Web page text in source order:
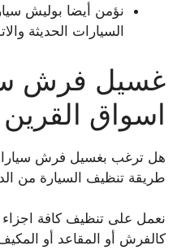
نؤمن أيضا بوليش
السيارات الحديثة
غسيل فرش
اسواق القرين
هل ترغب بغسيل فرش
طريقة تنظيف السيارة من
نعمل على تنظيف كافة اجزاء
كالفرش أو المقاعد أو